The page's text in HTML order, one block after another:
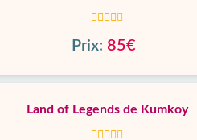
Prix: 85€
Land of Legends de Kumkoy